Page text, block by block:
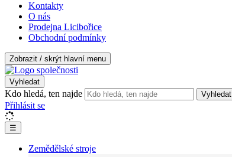
Kontakty
O nás
Prodejna Licibořice
Obchodní podmínky
Zobrazit / skrýt hlavní menu
Vyhledat
Kdo hledá, ten najde Vyhledat
Přihlásit se
☰
Zemědělské stroje